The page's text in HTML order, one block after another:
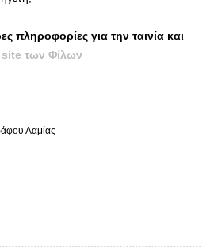
πληροφορίες για την ταινία και
site των Φίλων
Λαμίας